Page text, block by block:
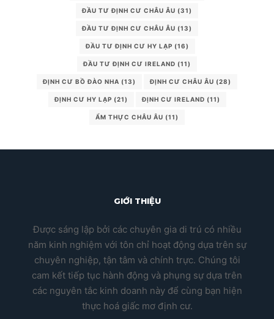
ĐẦU TƯ ĐỊNH CƯ CHÂU ÂU (31)
ĐẦU TƯ ĐỊNH CƯ CHÂU ÂU (13)
ĐẦU TƯ ĐỊNH CƯ HY LẠP (16)
ĐẦU TƯ ĐỊNH CƯ IRELAND (11)
ĐỊNH CƯ BỒ ĐÀO NHA (13) ĐỊNH CƯ CHÂU ÂU (28)
ĐỊNH CƯ HY LẠP (21) ĐỊNH CƯ IRELAND (11)
ẨM THỰC CHÂU ÂU (11)
GIỚI THIỆU
Được sáng lập bởi các chuyên gia di trú có nhiều
năm kinh nghiệm với tôn chỉ hoạt động dựa trên sự
chuyên nghiệp, tận tâm và chính trực. Chúng tôi
cam kết tiếp tục hành động và phụng sự dựa trên
các nguyên tắc kinh doanh này để cùng bạn hiện
thực hoá giấc mơ định cư.